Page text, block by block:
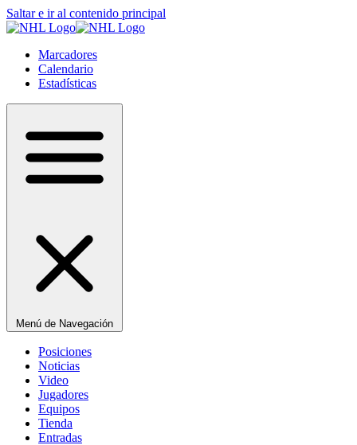
Saltar e ir al contenido principal
Marcadores
Calendario
Estadísticas
Menú de Navegación
Posiciones
Noticias
Video
Jugadores
Equipos
Tienda
Entradas